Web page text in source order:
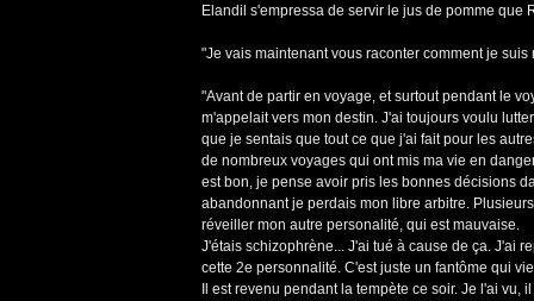
Elandil s'empressa de servir le jus de pomme que
"Je vais maintenant vous raconter comment je suis
"Avant de partir en voyage, et surtout pendant le
m'appelait vers mon destin. J'ai toujours voulu
que je sentais que tout ce que j'ai fait pour les
de nombreux voyages qui ont mis ma vie en
est bon, je pense avoir pris les bonnes décisions
abandonnant je perdais mon libre arbitre.
réveiller mon autre personalité, qui est mauvaise.
J'étais schizophrène... J'ai tué à cause de ça. J'ai
cette 2e personnalité. C'est juste un fantôme qui
Il est revenu pendant la tempète ce soir. Je l'ai